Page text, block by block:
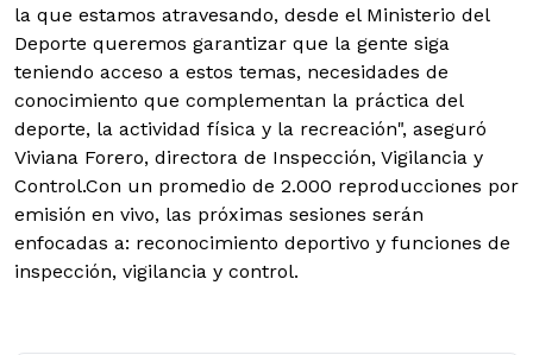
la que estamos atravesando, desde el Ministerio del
Deporte queremos garantizar que la gente siga
teniendo acceso a estos temas, necesidades de
conocimiento que complementan la práctica del
deporte, la actividad física y la recreación", aseguró
Viviana Forero, directora de Inspección, Vigilancia y
Control.Con un promedio de 2.000 reproducciones por
emisión en vivo, las próximas sesiones serán
enfocadas a: reconocimiento deportivo y funciones de
inspección, vigilancia y control.